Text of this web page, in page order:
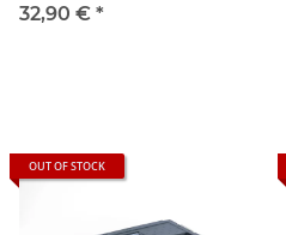
32,90 € *
OUT OF STOCK